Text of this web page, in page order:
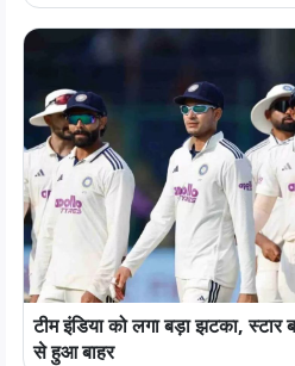
टीम इंडिया को लगा बड़ा झटका,
से हुआ बाहर